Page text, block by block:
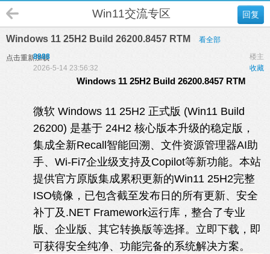
回复
Win11交流专区
Windows 11 25H2 Build 26200.8457 RTM 看全部
点击重新加载 楼主
8888
收藏
2026-5-14 23:56:32
Windows 11 25H2 Build 26200.8457 RTM
微软 Windows 11 25H2 正式版 (Win11 Build
26200) 是基于 24H2 核心版本升级的稳定版，
集成全新Recall智能回溯、文件资源管理器AI助
手、Wi-Fi7企业级支持及Copilot等新功能。本站
提供官方原版集成累积更新的Win11 25H2完整
ISO镜像，已包含截至发布日的所有更新、安全
补丁及.NET Framework运行库，整合了专业
版、企业版、其它转换版等选择。立即下载，即
可获得安全纯净、功能完备的系统解决方案。